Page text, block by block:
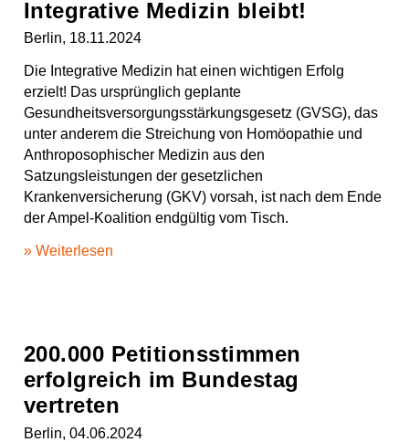
Integrative Medizin bleibt!
Berlin, 18.11.2024
Die Integrative Medizin hat einen wichtigen Erfolg
erzielt! Das ursprünglich geplante
Gesundheitsversorgungsstärkungsgesetz (GVSG), das
unter anderem die Streichung von Homöopathie und
Anthroposophischer Medizin aus den
Satzungsleistungen der gesetzlichen
Krankenversicherung (GKV) vorsah, ist nach dem Ende
der Ampel-Koalition endgültig vom Tisch.
» Weiterlesen
200.000 Petitionsstimmen
erfolgreich im Bundestag
vertreten
Berlin, 04.06.2024